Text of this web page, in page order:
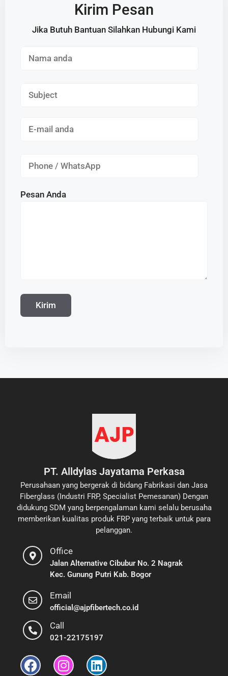
Kirim Pesan
Jika Butuh Bantuan Silahkan Hubungi Kami
Pesan Anda
PT. Alldylas Jayatama Perkasa
Perusahaan yang bergerak di bidang Fabrikasi dan Jasa
Fiberglass (Industri FRP, Specialist Pemesanan) Dengan
didukung SDM yang berpengalaman kami selalu berusaha
memberikan kualitas produk FRP yang terbaik untuk para
pelanggan.
Office
Jalan Alternative Cibubur No. 2 Nagrak
Kec. Gunung Putri Kab. Bogor
Email
official@ajpfibertech.co.id
Call
021-22175197